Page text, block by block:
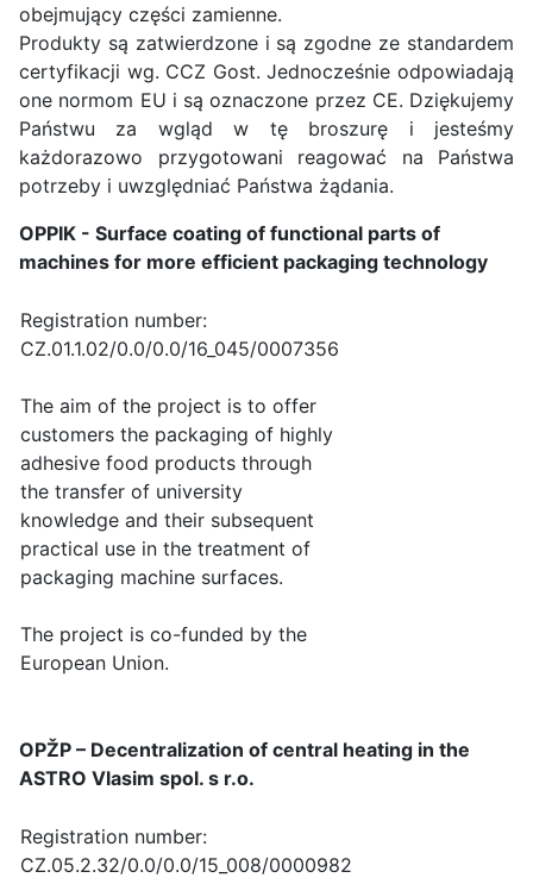
obejmujący części zamienne.
Produkty są zatwierdzone i są zgodne ze standardem
certyfikacji wg. CCZ Gost. Jednocześnie odpowiadają
one normom EU i są oznaczone przez CE. Dziękujemy
Państwu za wgląd w tę broszurę i jesteśmy
każdorazowo przygotowani reagować na Państwa
potrzeby i uwzględniać Państwa żądania.
OPPIK - Surface coating of functional parts of
machines for more efficient packaging technology
Registration number:
CZ.01.1.02/0.0/0.0/16_045/0007356
The aim of the project is to offer
customers the packaging of highly
adhesive food products through
the transfer of university
knowledge and their subsequent
practical use in the treatment of
packaging machine surfaces.
The project is co-funded by the
European Union.
OPŽP – Decentralization of central heating in the
ASTRO Vlasim spol. s r.o.
Registration number:
CZ.05.2.32/0.0/0.0/15_008/0000982